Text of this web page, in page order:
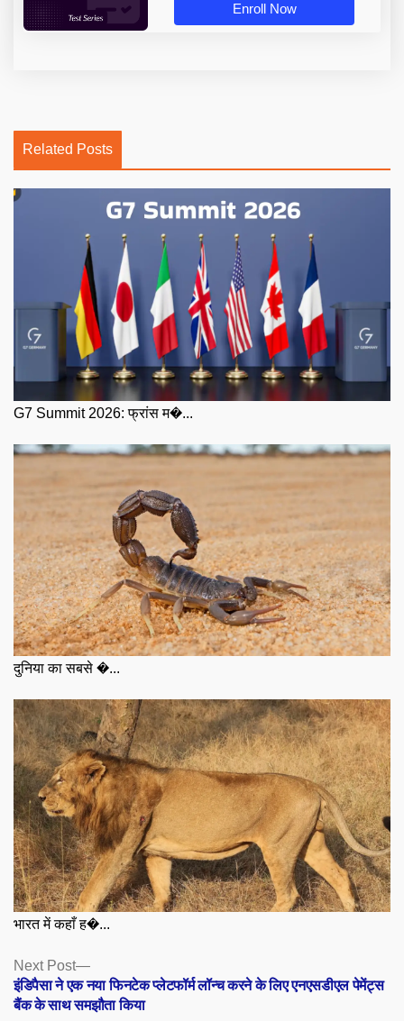
Enroll Now
Related Posts
G7 Summit 2026: फ्रांस म�...
दुनिया का सबसे �...
भारत में कहाँ ह�...
Posts
navigation
Next Post
Next
post:
इंडिपैसा ने एक नया फिनटेक प्लेटफॉर्म लॉन्च करने के लिए एनएसडीएल पेमेंट्स
बैंक के साथ समझौता किया